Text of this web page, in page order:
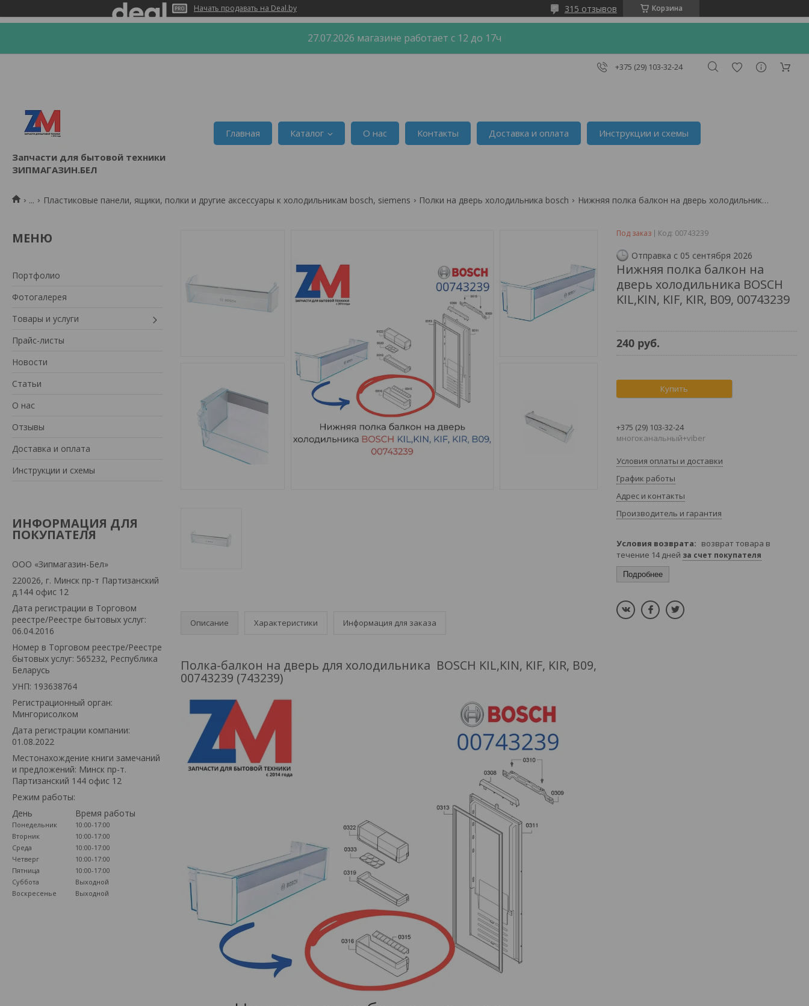
Начать продавать на Deal.by Корзина
315 отзывов
27.07.2026 магазине работает с 12 до 17ч
+375 (29) 103-32-24
Запчасти для бытовой техники
ЗИПМАГАЗИН.БЕЛ
Главная Каталог О нас Контакты Доставка и оплата Инструкции и схемы
... Пластиковые панели, ящики, полки и другие аксессуары к холодильникам bosch, siemens Полки на дверь холодильника bosch Нижняя полка балкон на дверь холодильника bosch kil,kin, kif, kir, b09, 00743239
Портфолио
Фотогалерея
Товары и услуги
Прайс-листы
Новости
Статьи
О нас
Отзывы
Доставка и оплата
Инструкции и схемы
ИНФОРМАЦИЯ ДЛЯ
ПОКУПАТЕЛЯ
ООО «Зипмагазин-Бел»
220026, г. Минск пр-т Партизанский
д.144 офис 12
Дата регистрации в Торговом
реестре/Реестре бытовых услуг:
06.04.2016
Номер в Торговом реестре/Реестре
бытовых услуг: 565232, Республика
Беларусь
УНП: 193638764
Регистрационный орган:
Мингорисолком
Дата регистрации компании:
01.08.2022
Местонахождение книги замечаний
и предложений: Минск пр-т.
Партизанский 144 офис 12
Режим работы:
День
Время работы
Понедельник
10:00-17:00
Вторник
10:00-17:00
Среда
10:00-17:00
Четверг
10:00-17:00
Пятница
10:00-17:00
Суббота
Выходной
Воскресенье
Выходной
Описание Характеристики Информация для заказа
Полка-балкон на дверь для холодильника BOSCH KIL,KIN, KIF, KIR, B09,
00743239 (743239)
Под заказ Код: 00743239
Отправка с 05 сентября 2026
Нижняя полка балкон на
дверь холодильника BOSCH
KIL,KIN, KIF, KIR, B09, 00743239
240 руб.
Купить
+375 (29) 103-32-24
многоканальный+viber
Условия оплаты и доставки
График работы
Адрес и контакты
Производитель и гарантия
возврат товара в
течение 14 дней за счет покупателя
Подробнее